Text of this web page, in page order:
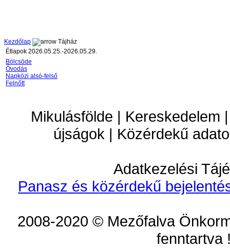
Kezdőlap
Tájház
Étlapok 2026.05.25.-2026.05.29.
Bölcsöde
Óvodás
Napközi alsó-felső
Felnőtt
Mikulásfölde | Kereskedelem
újságok | Közérdekű
Adatkezelési
Panasz és közérdekű
2008-2020 © Mezőfalva
fenntartva